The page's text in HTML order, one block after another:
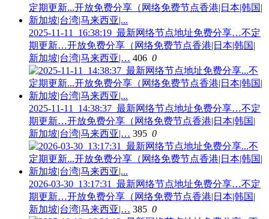
2025-11-11_16:38:19_最新网络节点地址免费分享…不定
期更新…开放免费分享（网络免费节点香港|日本|韩国|
新加坡|台湾|马来西亚|… 406 0
2025-11-11_14:38:37_最新网络节点地址免费分享…不定
期更新…开放免费分享（网络免费节点香港|日本|韩国|
新加坡|台湾|马来西亚|… 395 0
2026-03-30_13:17:31_最新网络节点地址免费分享…不定
期更新…开放免费分享（网络免费节点香港|日本|韩国|
新加坡|台湾|马来西亚|… 385 0